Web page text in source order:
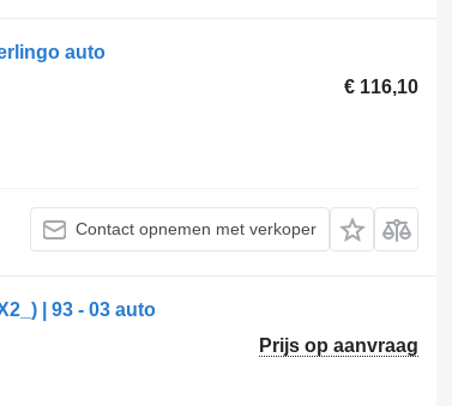
auto
€ 116,10
Contact opnemen met verkoper
| 93 - 03 auto
Prijs op aanvraag